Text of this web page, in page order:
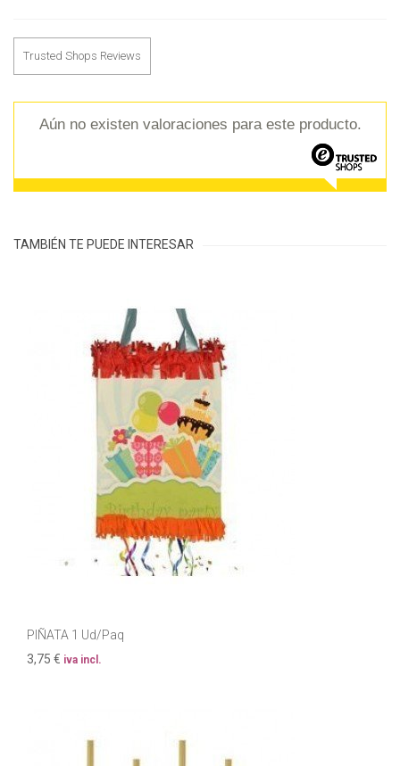
Trusted Shops Reviews
Aún no existen valoraciones para este producto.
TAMBIÉN TE PUEDE INTERESAR
PIÑATA 1 Ud/Paq
3,75 € iva incl.